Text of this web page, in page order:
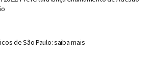
de São Paulo: saiba mais